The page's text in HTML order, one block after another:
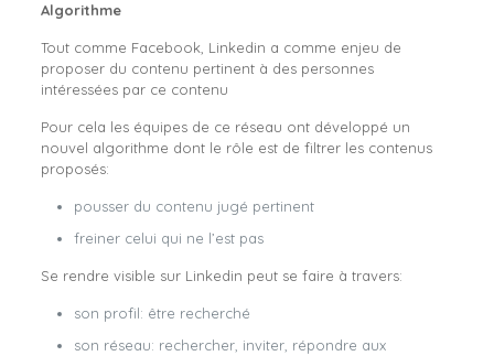
Algorithme
Tout comme Facebook, Linkedin a comme enjeu de
proposer du contenu pertinent à des personnes
intéressées par ce contenu
Pour cela les équipes de ce réseau ont développé un
nouvel algorithme dont le rôle est de filtrer les contenus
proposés:
pousser du contenu jugé pertinent
freiner celui qui ne l’est pas
Se rendre visible sur Linkedin peut se faire à travers:
son profil: être recherché
son réseau: rechercher, inviter, répondre aux